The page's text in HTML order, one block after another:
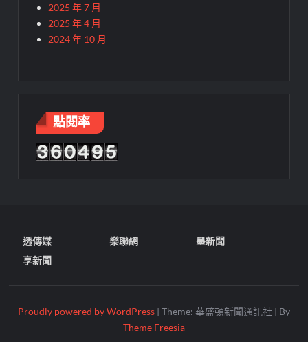
2025 年 7 月
2025 年 4 月
2024 年 10 月
點閱率
透傳媒 樂聯網
墨新聞
享新聞
Proudly powered by WordPress | Theme: 華盛頓新聞通訊社 | By
Theme Freesia